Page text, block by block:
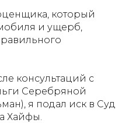
который
и ущерб,
консультаций с
Серебряной
я подал иск в Суд
Хайфы.